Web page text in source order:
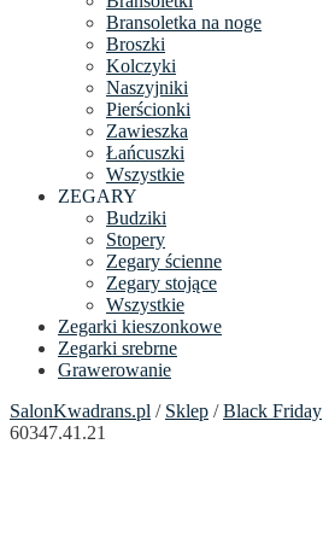
Bransoletka na noge
Broszki
Kolczyki
Naszyjniki
Pierścionki
Zawieszka
Łańcuszki
Wszystkie
ZEGARY
Budziki
Stopery
Zegary ścienne
Zegary stojące
Wszystkie
Zegarki kieszonkowe
Zegarki srebrne
Grawerowanie
SalonKwadrans.pl / Sklep /Black Friday
60347.41.21